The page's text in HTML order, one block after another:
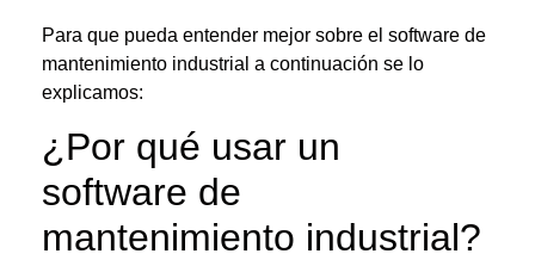
Para que pueda entender mejor sobre el software de
mantenimiento industrial a continuación se lo
explicamos:
¿Por qué usar un
software de
mantenimiento industrial?